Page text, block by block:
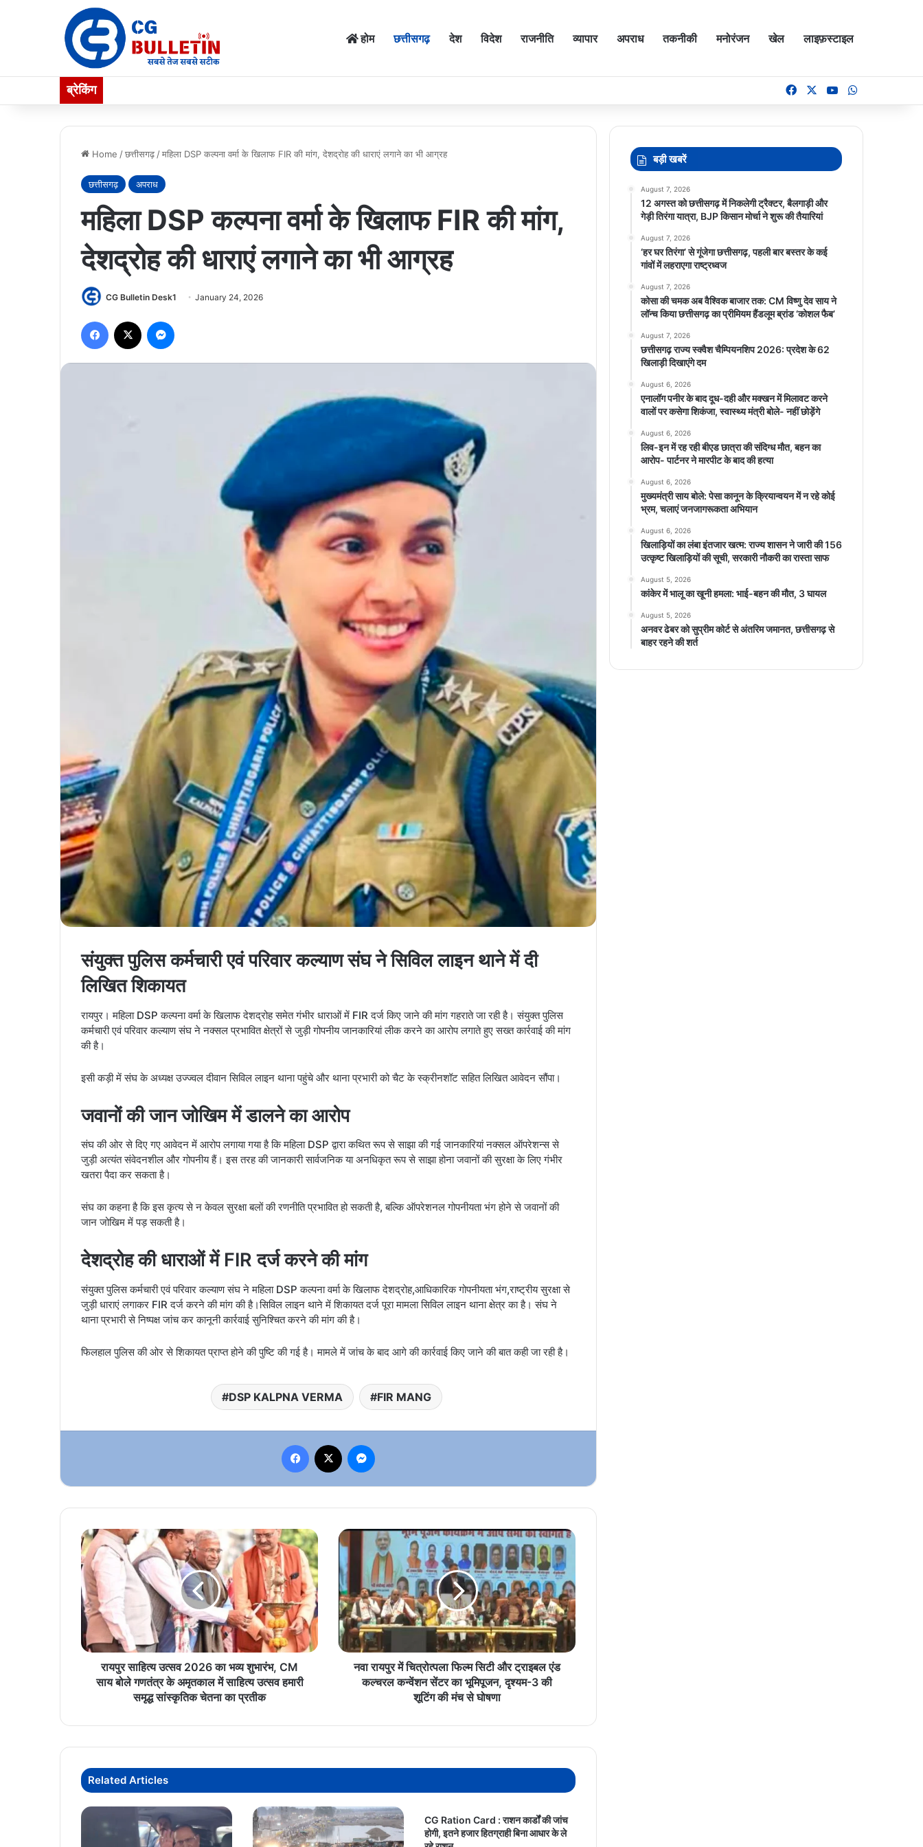
होम छत्तीसगढ़ देश विदेश राजनीति व्यापार अपराध तकनीकी मनोरंजन खेल लाइफ़स्टाइल
ब्रेकिंग FacebookYouTube
Home /छत्तीसगढ़ /महिला DSP कल्पना वर्मा के खिलाफ FIR की मांग, देशद्रोह की धाराएं लगाने का भी आग्रह
छत्तीसगढ़ अपराध
महिला DSP कल्पना वर्मा के खिलाफ FIR की मांग,
देशद्रोह की धाराएं लगाने का भी आग्रह
CG Bulletin Desk1 January 24, 2026
Facebook
संयुक्त पुलिस कर्मचारी एवं परिवार कल्याण संघ ने सिविल लाइन थाने में दी
लिखित शिकायत
रायपुर। महिला DSP कल्पना वर्मा के खिलाफ देशद्रोह समेत गंभीर धाराओं में FIR दर्ज किए जाने की मांग गहराते जा रही है। संयुक्त पुलिस
कर्मचारी एवं परिवार कल्याण संघ ने नक्सल प्रभावित क्षेत्रों से जुड़ी गोपनीय जानकारियां लीक करने का आरोप लगाते हुए सख्त कार्रवाई की मांग
की है।
इसी कड़ी में संघ के अध्यक्ष उज्ज्वल दीवान सिविल लाइन थाना पहुंचे और थाना प्रभारी को चैट के स्क्रीनशॉट सहित लिखित आवेदन सौंपा।
जवानों की जान जोखिम में डालने का आरोप
संघ की ओर से दिए गए आवेदन में आरोप लगाया गया है कि महिला DSP द्वारा कथित रूप से साझा की गई जानकारियां नक्सल ऑपरेशन्स से
जुड़ी अत्यंत संवेदनशील और गोपनीय हैं। इस तरह की जानकारी सार्वजनिक या अनधिकृत रूप से साझा होना जवानों की सुरक्षा के लिए गंभीर
खतरा पैदा कर सकता है।
संघ का कहना है कि इस कृत्य से न केवल सुरक्षा बलों की रणनीति प्रभावित हो सकती है, बल्कि ऑपरेशनल गोपनीयता भंग होने से जवानों की
जान जोखिम में पड़ सकती है।
देशद्रोह की धाराओं में FIR दर्ज करने की मांग
संयुक्त पुलिस कर्मचारी एवं परिवार कल्याण संघ ने महिला DSP कल्पना वर्मा के खिलाफ देशद्रोह,आधिकारिक गोपनीयता भंग,राष्ट्रीय सुरक्षा से
जुड़ी धाराएं लगाकर FIR दर्ज करने की मांग की है।सिविल लाइन थाने में शिकायत दर्ज पूरा मामला सिविल लाइन थाना क्षेत्र का है। संघ ने
थाना प्रभारी से निष्पक्ष जांच कर कानूनी कार्रवाई सुनिश्चित करने की मांग की है।
फिलहाल पुलिस की ओर से शिकायत प्राप्त होने की पुष्टि की गई है। मामले में जांच के बाद आगे की कार्रवाई किए जाने की बात कही जा रही है।
DSP KALPNA VERMA FIR MANG
Facebook
रायपुर
साहित्य
उत्सव
2026
का
भव्य
शुभारंभ,
CM
साय
गणतंत्र
हमारी
समृद्ध
सांस्कृतिक
चेतना
रायपुर साहित्य उत्सव 2026 का भव्य शुभारंभ, CM
साय बोले गणतंत्र के अमृतकाल में साहित्य उत्सव हमारी
समृद्ध सांस्कृतिक चेतना का प्रतीक
नवा
रायपुर
में
चित्रोत्पला
फिल्म
सिटी
और
ट्राइबल
एंड
कल्चरल
कन्वेंशन
शूटिंग
मंच
से
घोषणा
नवा रायपुर में चित्रोत्पला फिल्म सिटी और ट्राइबल एंड
कल्चरल कन्वेंशन सेंटर का भूमिपूजन, दृश्यम-3 की
शूटिंग की मंच से घोषणा
Related Articles
CG Ration Card : राशन कार्डों की जांच
होगी, इतने हजार हितग्राही बिना आधार के ले
बड़ी खबरें
August 7, 2026
12 अगस्त को छत्तीसगढ़ में निकलेगी ट्रैक्टर, बैलगाड़ी और
गेड़ी तिरंगा यात्रा, BJP किसान मोर्चा ने शुरू की तैयारियां
August 7, 2026
‘हर घर तिरंगा’ से गूंजेगा छत्तीसगढ़, पहली बार बस्तर के कई
गांवों में लहराएगा राष्ट्रध्वज
August 7, 2026
कोसा की चमक अब वैश्विक बाजार तक: CM विष्णु देव साय ने
लॉन्च किया छत्तीसगढ़ का प्रीमियम हैंडलूम ब्रांड ‘कोशल फैब’
August 7, 2026
छत्तीसगढ़ राज्य स्क्वैश चैम्पियनशिप 2026: प्रदेश के 62
खिलाड़ी दिखाएंगे दम
August 6, 2026
एनालॉग पनीर के बाद दूध-दही और मक्खन में मिलावट करने
वालों पर कसेगा शिकंजा, स्वास्थ्य मंत्री बोले- नहीं छोड़ेंगे
August 6, 2026
लिव-इन में रह रही बीएड छात्रा की संदिग्ध मौत, बहन का
आरोप- पार्टनर ने मारपीट के बाद की हत्या
August 6, 2026
मुख्यमंत्री साय बोले: पेसा कानून के क्रियान्वयन में न रहे कोई
भ्रम, चलाएं जनजागरूकता अभियान
August 6, 2026
खिलाड़ियों का लंबा इंतजार खत्म: राज्य शासन ने जारी की 156
उत्कृष्ट खिलाड़ियों की सूची, सरकारी नौकरी का रास्ता साफ
August 5, 2026
कांकेर में भालू का खूनी हमला: भाई-बहन की मौत, 3 घायल
August 5, 2026
अनवर ढेबर को सुप्रीम कोर्ट से अंतरिम जमानत, छत्तीसगढ़ से
बाहर रहने की शर्त